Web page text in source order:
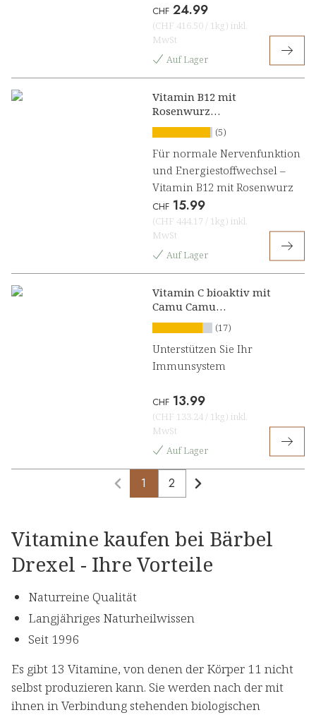
Atmungsorgane mit Oregano
und Thymian
CHF 24.99
(CHF 416.50 / 1kg) inkl.
MwSt
Auf Lager
Vitamin B12 mit
Rosenwurz
Lutschpresslinge
(5)
Für normale Nervenfunktion
und Energiestoffwechsel –
Vitamin B12 mit Rosenwurz
CHF 15.99
(CHF 444.17 / 1kg) inkl.
MwSt
Auf Lager
Vitamin C bioaktiv mit
Camu Camu
Lutschpresslinge
(17)
Unterstützen Sie Ihr
Immunsystem
CHF 13.99
(CHF 133.24 / 1kg) inkl.
MwSt
Auf Lager
1 2
Vitamine kaufen bei Bärbel
Drexel - Ihre Vorteile
Naturreine Qualität
Langjähriges Naturheilwissen
Seit 1996
Es gibt 13 Vitamine, von denen der Körper 11 nicht
selbst produzieren kann. Sie werden nach der mit
ihnen in Verbindung stehenden biologischen